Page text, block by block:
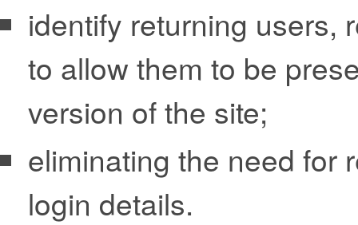
identify returning users,
to allow them to be
version of the site;
eliminating the need for
login details.